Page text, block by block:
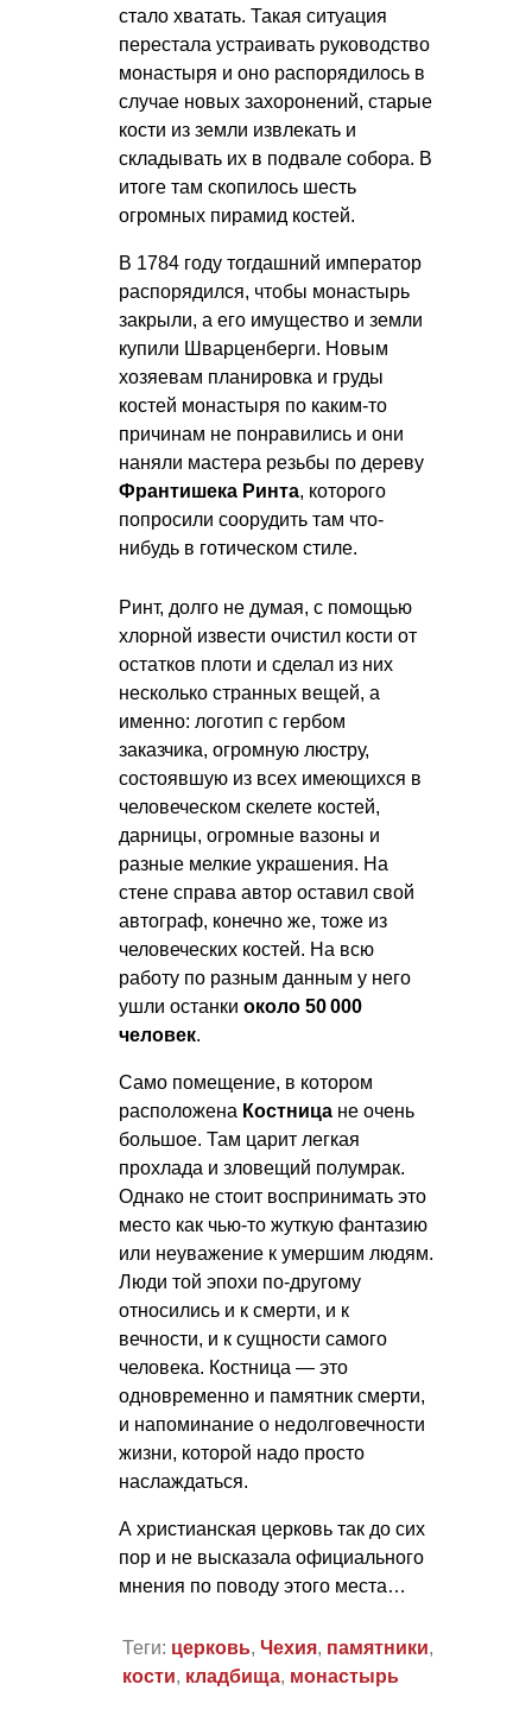
стало хватать. Такая ситуация
перестала устраивать руководство
монастыря и оно распорядилось в
случае новых захоронений, старые
кости из земли извлекать и
складывать их в подвале собора. В
итоге там скопилось шесть
огромных пирамид костей.
В 1784 году тогдашний император
распорядился, чтобы монастырь
закрыли, а его имущество и земли
купили Шварценберги. Новым
хозяевам планировка и груды
костей монастыря по каким-то
причинам не понравились и они
наняли мастера резьбы по дереву
Франтишека Ринта, которого
попросили соорудить там что-
нибудь в готическом стиле.
Ринт, долго не думая, с помощью
хлорной извести очистил кости от
остатков плоти и сделал из них
несколько странных вещей, а
именно: логотип с гербом
заказчика, огромную люстру,
состоявшую из всех имеющихся в
человеческом скелете костей,
дарницы, огромные вазоны и
разные мелкие украшения. На
стене справа автор оставил свой
автограф, конечно же, тоже из
человеческих костей. На всю
работу по разным данным у него
ушли останки около 50 000
человек.
Само помещение, в котором
расположена Костница не очень
большое. Там царит легкая
прохлада и зловещий полумрак.
Однако не стоит воспринимать это
место как чью-то жуткую фантазию
или неуважение к умершим людям.
Люди той эпохи по-другому
относились и к смерти, и к
вечности, и к сущности самого
человека. Костница — это
одновременно и памятник смерти,
и напоминание о недолговечности
жизни, которой надо просто
наслаждаться.
А христианская церковь так до сих
пор и не высказала официального
мнения по поводу этого места…
Теги: церковь, Чехия, памятники,
кости, кладбища, монастырь